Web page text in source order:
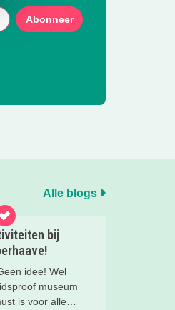
Abonneer
Alle blogs
bij
idee! Wel
museum
is voor alle